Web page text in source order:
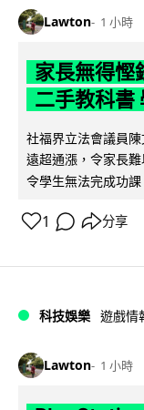
Lawton 1 小時
家長無得慳
二手教科書
社福界立法會議員
遠超通漲，令家長
令學生無法完成功
1 分享
科技娛樂 遊戲情
Lawton 1 小時